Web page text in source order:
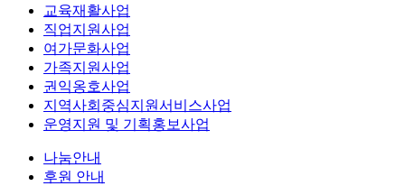
교육재활사업
직업지원사업
여가문화사업
가족지원사업
권익옹호사업
지역사회중심지원서비스사업
운영지원 및 기획홍보사업
나눔안내
후원 안내